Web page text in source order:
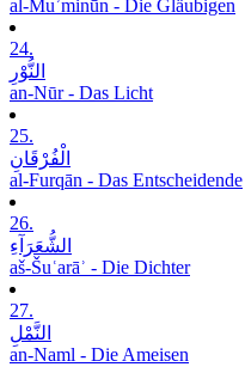
al-Muʾminūn - Die Gläubigen
24.
النُّوْرِ
an-Nūr - Das Licht
25.
الْفُرْقَانِ
al-Furqān - Das Entscheidende
26.
الشُّعَرَآءِ
aš-Šuʿarāʾ - Die Dichter
27.
النَّمْلِ
an-Naml - Die Ameisen